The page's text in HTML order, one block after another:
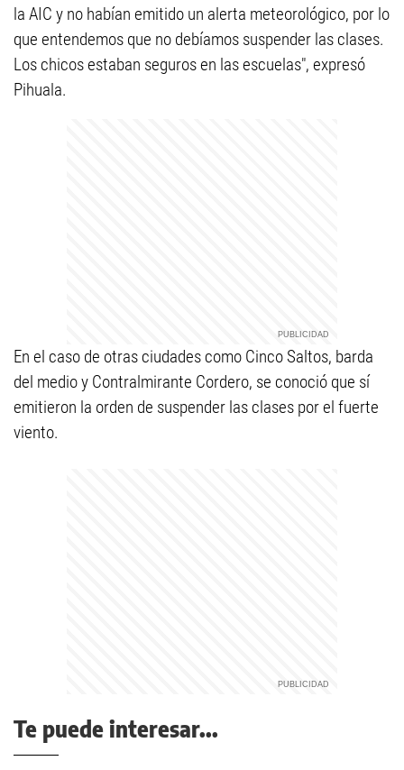
la AIC y no habían emitido un alerta meteorológico, por lo
que entendemos que no debíamos suspender las clases.
Los chicos estaban seguros en las escuelas", expresó
Pihuala.
En el caso de otras ciudades como Cinco Saltos, barda
del medio y Contralmirante Cordero, se conoció que sí
emitieron la orden de suspender las clases por el fuerte
viento.
Te puede interesar...